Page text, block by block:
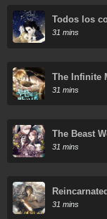
Todos los
31 mins
The Infinite
31 mins
The Beast
31 mins
31 mins